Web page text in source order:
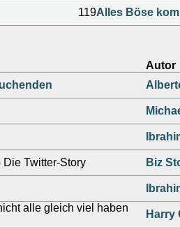
119Alles Böse
Autor
Die Twitter-Story Biz
alle gleich viel haben
Harry